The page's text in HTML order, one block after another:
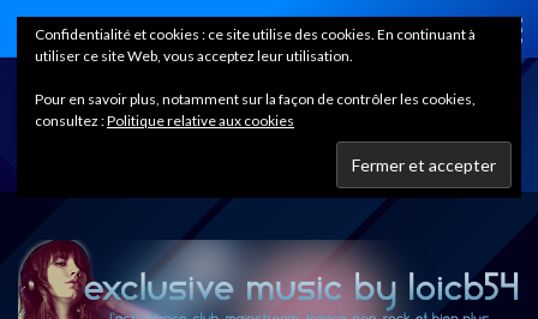
Home
Confidentialité et cookies : ce site utilise des cookies. En continuant à
utiliser ce site Web, vous acceptez leur utilisation.
Pour en savoir plus, notamment sur la façon de contrôler les cookies,
consultez :Politique relative aux cookies